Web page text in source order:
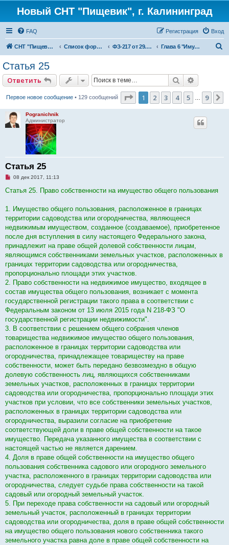
Новый СНТ "Пищевик", г. Калининград
FAQ Вход
Регистрация
СНТ "Пищевик" - возвращение на Главную страницу Список форумов ФЗ-217 от 29.07.2017 г. "О ведении гражданами садоводства для собственных нужд и о внесении изменений в отдельные законодательные акты Российской Федерации" Глава 6 "Имущество общего пользования"
Статья 25
Ответить Поиск
Первое новое сообщение• 129 сообщений Страница из 9
1 2 3 4 5 9
Pogranichnik
Администратор
Статья 25
Н
п
ч
т
а
н
н
о
с
о
б
щ
н
и
08 дек 2017, 11:13
Статья 25. Право собственности на имущество общего пользования
1. Имущество общего пользования, расположенное в границах
территории садоводства или огородничества, являющееся
недвижимым имуществом, созданное (создаваемое), приобретенное
после дня вступления в силу настоящего Федерального закона,
принадлежит на праве общей долевой собственности лицам,
являющимся собственниками земельных участков, расположенных в
границах территории садоводства или огородничества,
пропорционально площади этих участков.
2. Право собственности на недвижимое имущество, входящее в
состав имущества общего пользования, возникает с момента
государственной регистрации такого права в соответствии с
Федеральным законом от 13 июля 2015 года N 218-ФЗ "О
государственной регистрации недвижимости".
3. В соответствии с решением общего собрания членов
товарищества недвижимое имущество общего пользования,
расположенное в границах территории садоводства или
огородничества, принадлежащее товариществу на праве
собственности, может быть передано безвозмездно в общую
долевую собственность лиц, являющихся собственниками
земельных участков, расположенных в границах территории
садоводства или огородничества, пропорционально площади этих
участков при условии, что все собственники земельных участков,
расположенных в границах территории садоводства или
огородничества, выразили согласие на приобретение
соответствующей доли в праве общей собственности на такое
имущество. Передача указанного имущества в соответствии с
настоящей частью не является дарением.
4. Доля в праве общей собственности на имущество общего
пользования собственника садового или огородного земельного
участка, расположенного в границах территории садоводства или
огородничества, следует судьбе права собственности на такой
садовый или огородный земельный участок.
5. При переходе права собственности на садовый или огородный
земельный участок, расположенный в границах территории
садоводства или огородничества, доля в праве общей собственности
на имущество общего пользования нового собственника такого
земельного участка равна доле в праве общей собственности на